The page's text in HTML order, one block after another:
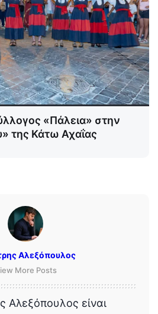
«Πάλεια» στην
της Κάτω Αχαΐας
Αλεξόπουλος
More Posts
Αλεξόπουλος είναι